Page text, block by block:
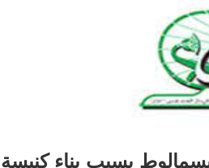
بسبب بناء كنيسة